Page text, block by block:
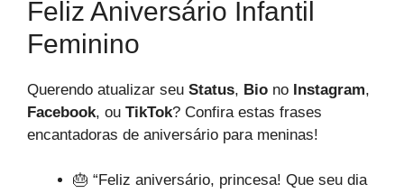
Feliz Aniversário Infantil
Feminino
Querendo atualizar seu Status, Bio no Instagram,
Facebook, ou TikTok? Confira estas frases
encantadoras de aniversário para meninas!
🎂 “Feliz aniversário, princesa! Que seu dia